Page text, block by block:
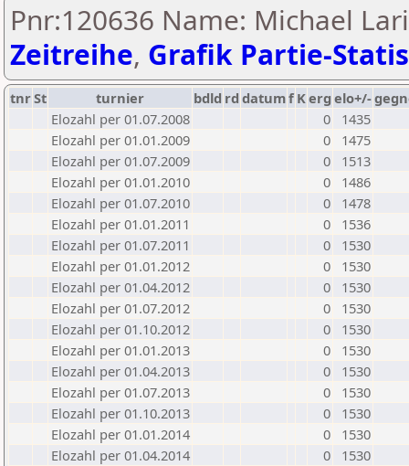
Pnr:120636 Name: Michael
Zeitreihe, Grafik Partie-
tnrSt turnier bdld rd datumf Kerg elo+/-
Elozahl per 01.07.2008
0
1435
Elozahl per 01.01.2009
0
1475
Elozahl per 01.07.2009
0
1513
Elozahl per 01.01.2010
0
1486
Elozahl per 01.07.2010
0
1478
Elozahl per 01.01.2011
0
1536
Elozahl per 01.07.2011
0
1530
Elozahl per 01.01.2012
0
1530
Elozahl per 01.04.2012
0
1530
Elozahl per 01.07.2012
0
1530
Elozahl per 01.10.2012
0
1530
Elozahl per 01.01.2013
0
1530
Elozahl per 01.04.2013
0
1530
Elozahl per 01.07.2013
0
1530
Elozahl per 01.10.2013
0
1530
Elozahl per 01.01.2014
0
1530
Elozahl per 01.04.2014
0
1530